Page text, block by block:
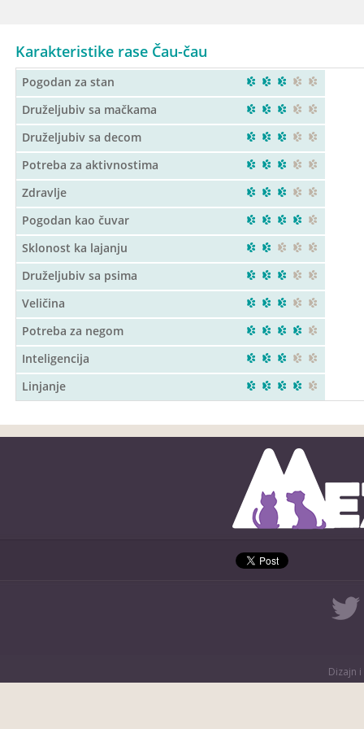
Karakteristike rase Čau-čau
Pogodan za stan
Druželjubiv sa mačkama
Druželjubiv sa decom
Potreba za aktivnostima
Zdravlje
Pogodan kao čuvar
Sklonost ka lajanju
Druželjubiv sa psima
Veličina
Potreba za negom
Inteligencija
Linjanje
Dizajn